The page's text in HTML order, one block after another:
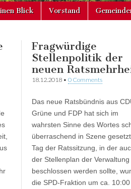
Blick Vorstand
Fragwürdige
Stellenpolitik der
neuen
18.12.2018• 0 Comments
Das neue Ratsbündnis aus
Grüne und FDP hat sich im
wahrsten Sinne des Wortes
überraschend in Szene
Tag der Ratssitzung, in der
der Stellenplan der Verwaltung
beschlossen werden sollte,
die SPD-Fraktion um ca.